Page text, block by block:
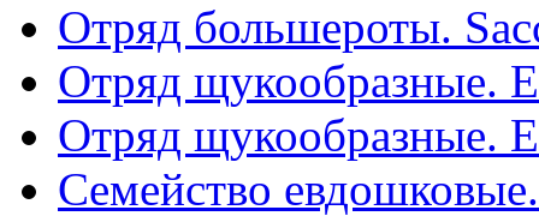
Отряд большероты.
Отряд щукообразные.
Отряд щукообразные.
Семейство